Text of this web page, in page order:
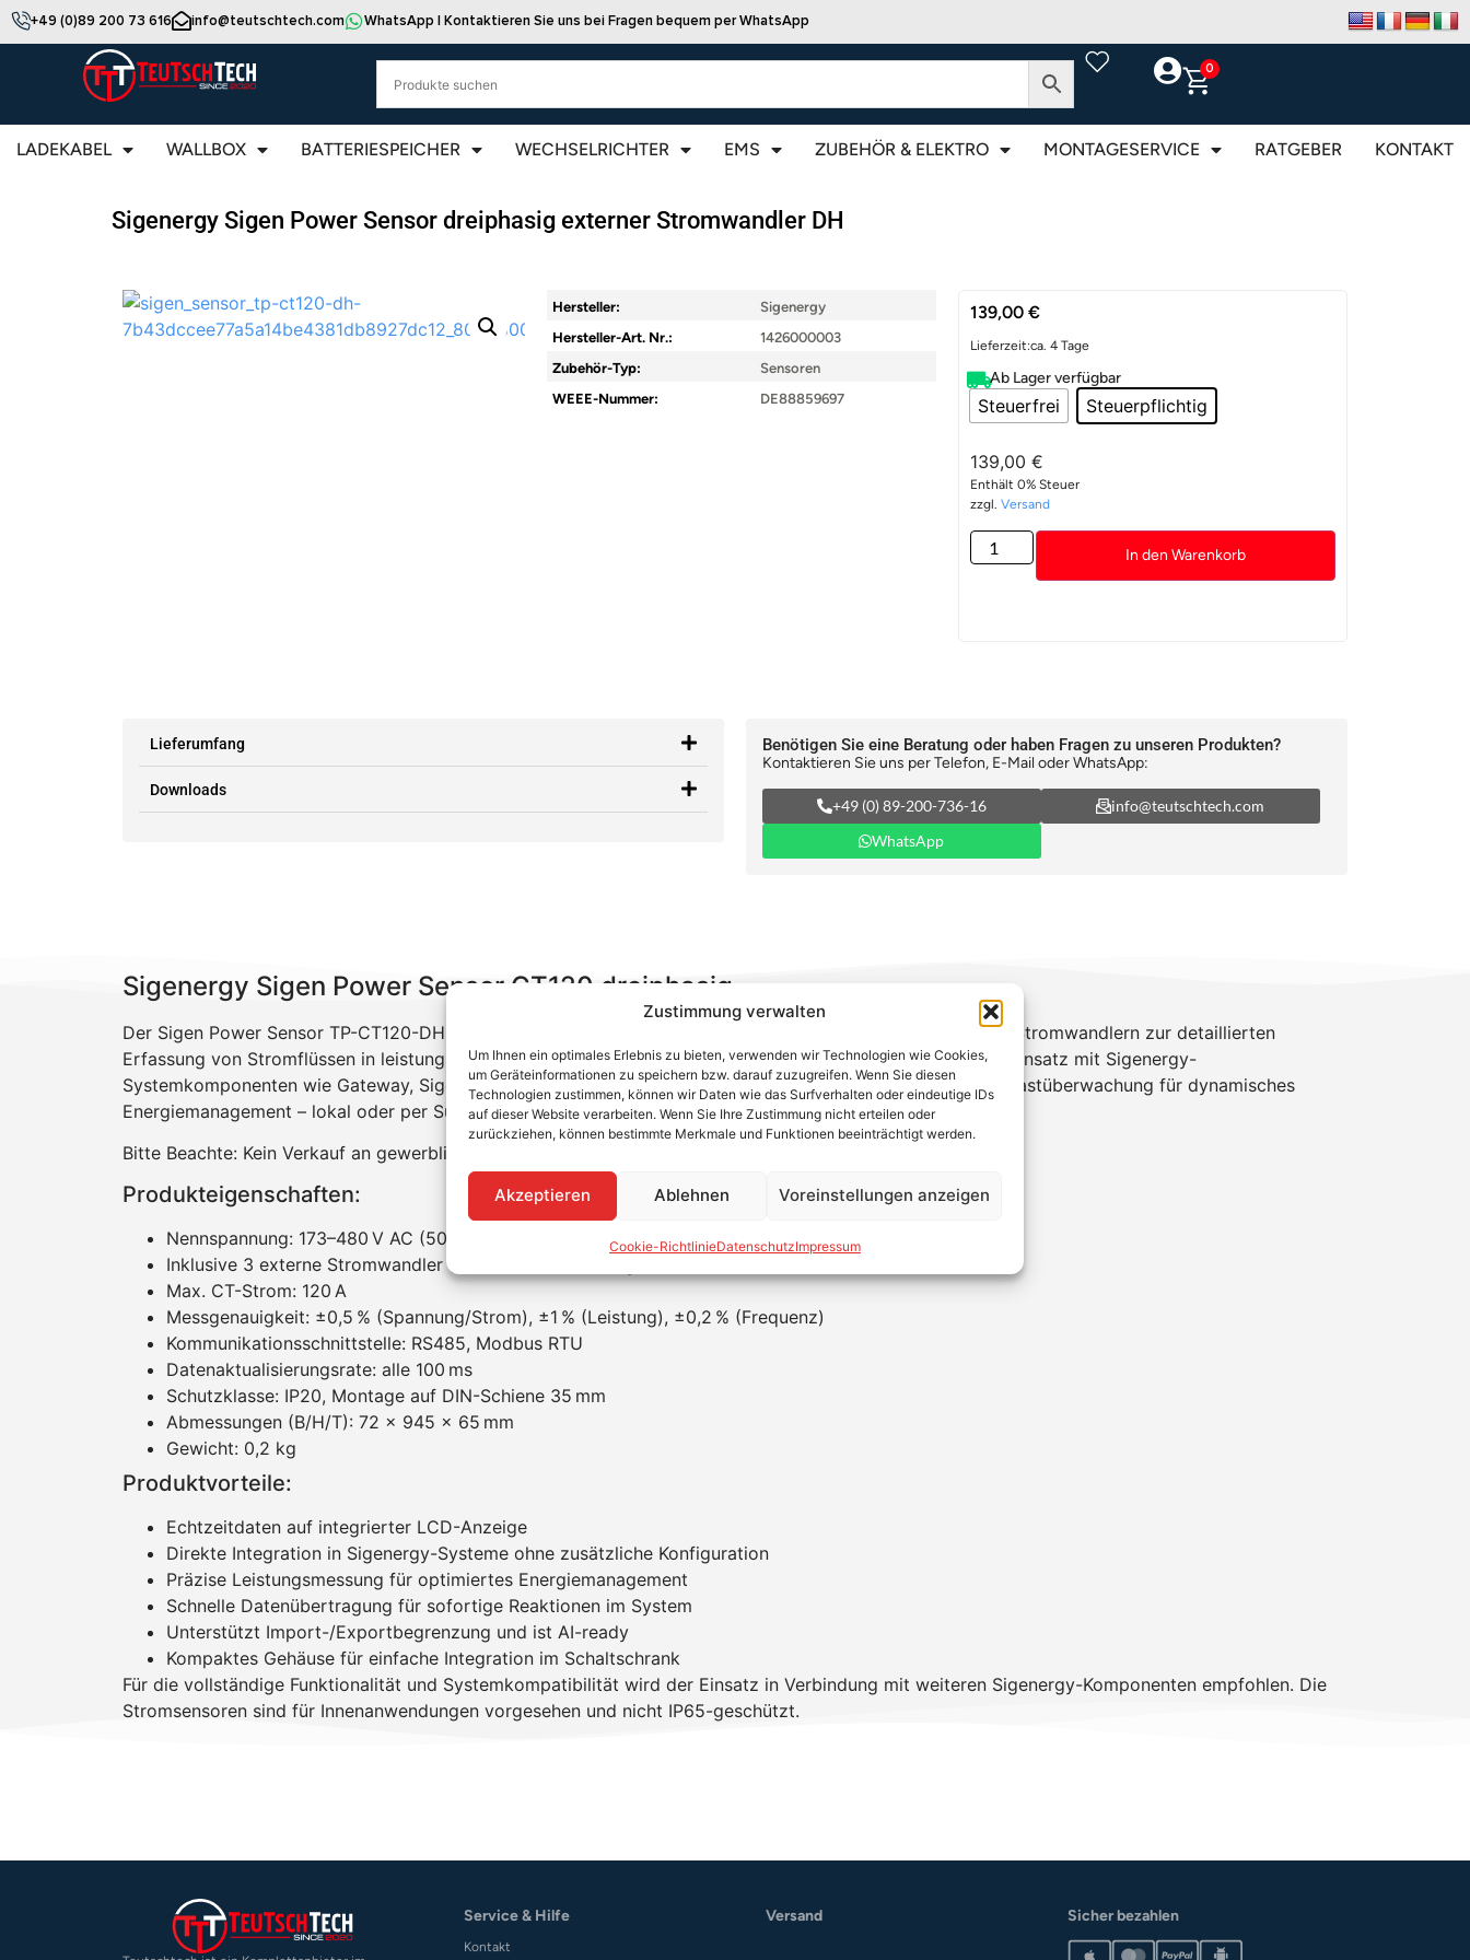
Zustimmung verwalten
Um Ihnen ein optimales Erlebnis zu bieten, verwenden wir Technologien wie Cookies,
um Geräteinformationen zu speichern bzw. darauf zuzugreifen. Wenn Sie diesen
Technologien zustimmen, können wir Daten wie das Surfverhalten oder eindeutige IDs
auf dieser Website verarbeiten. Wenn Sie Ihre Zustimmung nicht erteilen oder
zurückziehen, können bestimmte Merkmale und Funktionen beeinträchtigt werden.
Akzeptieren Ablehnen Voreinstellungen anzeigen
Cookie-RichtlinieDatenschutzImpressum
+49 (0)89 200 73 616 info@teutschtech.com WhatsApp | Kontaktieren Sie uns bei Fragen bequem per WhatsApp
0
LADEKABEL WALLBOX BATTERIESPEICHER WECHSELRICHTER EMS ZUBEHÖR & ELEKTRO MONTAGESERVICE RATGEBER KONTAKT
Sigenergy Sigen Power Sensor dreiphasig externer Stromwandler DH
Hersteller:
Sigenergy
Hersteller-Art. Nr.:
1426000003
Zubehör-Typ:
Sensoren
WEEE-Nummer:
DE88859697
139,00 €
Lieferzeit:ca. 4 Tage
Ab Lager verfügbar
Steuerfrei Steuerpflichtig
139,00 €
Enthält 0% Steuer
zzgl. Versand
In den Warenkorb
Lieferumfang
Downloads
Benötigen Sie eine Beratung oder haben Fragen zu unseren Produkten?
Kontaktieren Sie uns per Telefon, E-Mail oder WhatsApp:
+49 (0) 89-200-736-16
info@teutschtech.com
WhatsApp
Sigenergy Sigen Power Sensor CT120 dreiphasig
Der Sigen Power Sensor TP-CT120-DH ist ein dreiphasiger Hochpräzisions-Energiezähler mit drei externen Stromwandlern zur detaillierten
Erfassung von Stromflüssen in leistungsstarken PV- oder Speicheranwendungen. Er wurde speziell für den Einsatz mit Sigenergy-
Systemkomponenten wie Gateway, SigenStor oder Wallboxen konzipiert und ermöglicht eine zuverlässige Lastüberwachung für dynamisches
Energiemanagement – lokal oder per Sub1G-Funkmodul.
Bitte Beachte: Kein Verkauf an gewerbliche Wiederverkäufer.
Produkteigenschaften:
Nennspannung: 173–480 V AC (50/60 Hz)
Inklusive 3 externe Stromwandler (CT) mit 1 m Kabellänge und 16 mm Innendurchmesser
Max. CT-Strom: 120 A
Messgenauigkeit: ±0,5 % (Spannung/Strom), ±1 % (Leistung), ±0,2 % (Frequenz)
Kommunikationsschnittstelle: RS485, Modbus RTU
Datenaktualisierungsrate: alle 100 ms
Schutzklasse: IP20, Montage auf DIN-Schiene 35 mm
Abmessungen (B/H/T): 72 × 945 × 65 mm
Gewicht: 0,2 kg
Produktvorteile:
Echtzeitdaten auf integrierter LCD-Anzeige
Direkte Integration in Sigenergy-Systeme ohne zusätzliche Konfiguration
Präzise Leistungsmessung für optimiertes Energiemanagement
Schnelle Datenübertragung für sofortige Reaktionen im System
Unterstützt Import-/Exportbegrenzung und ist AI-ready
Kompaktes Gehäuse für einfache Integration im Schaltschrank
Für die vollständige Funktionalität und Systemkompatibilität wird der Einsatz in Verbindung mit weiteren Sigenergy-Komponenten empfohlen. Die
Stromsensoren sind für Innenanwendungen vorgesehen und nicht IP65-geschützt.
Service & Hilfe
Kontakt
Versand Sicher bezahlen